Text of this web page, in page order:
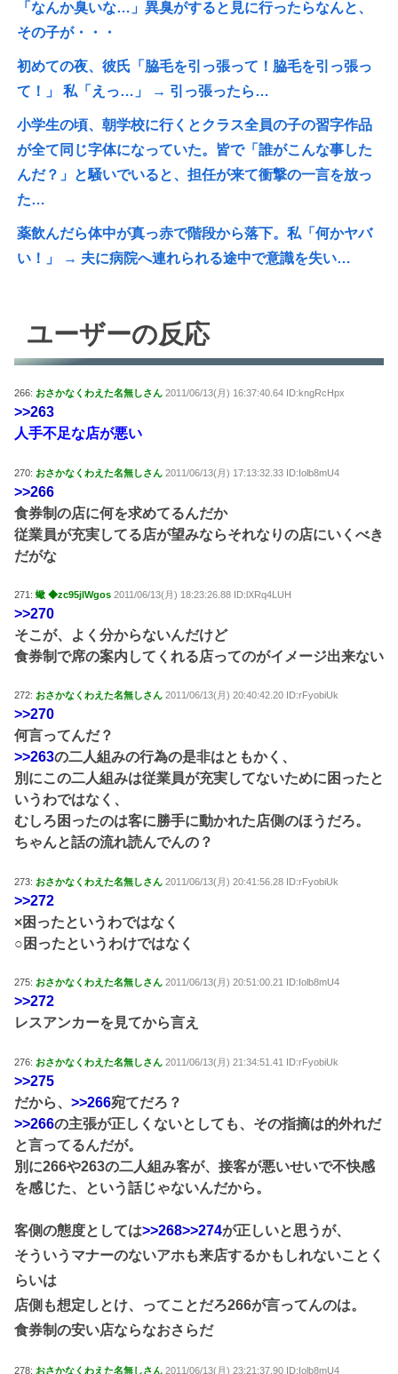
「なんか臭いな…」異臭がすると見に行ったらなんと、
その子が・・・
初めての夜、彼氏「脇毛を引っ張って！脇毛を引っ張っ
て！」 私「えっ…」 → 引っ張ったら…
小学生の頃、朝学校に行くとクラス全員の子の習字作品
が全て同じ字体になっていた。皆で「誰がこんな事した
んだ？」と騒いでいると、担任が来て衝撃の一言を放っ
た…
薬飲んだら体中が真っ赤で階段から落下。私「何かヤバ
い！」 → 夫に病院へ連れられる途中で意識を失い…
ユーザーの反応
266: おさかなくわえた名無しさん 2011/06/13(月) 16:37:40.64 ID:kngRcHpx
>>263
人手不足な店が悪い
270: おさかなくわえた名無しさん 2011/06/13(月) 17:13:32.33 ID:Iolb8mU4
>>266
食券制の店に何を求めてるんだか
従業員が充実してる店が望みならそれなりの店にいくべき
だがな
271: 蠍 ◆zc95jlWgos 2011/06/13(月) 18:23:26.88 ID:lXRq4LUH
>>270
そこが、よく分からないんだけど
食券制で席の案内してくれる店ってのがイメージ出来ない
272: おさかなくわえた名無しさん 2011/06/13(月) 20:40:42.20 ID:rFyobiUk
>>270
何言ってんだ？
>>263の二人組みの行為の是非はともかく、
別にこの二人組みは従業員が充実してないために困ったと
いうわではなく、
むしろ困ったのは客に勝手に動かれた店側のほうだろ。
ちゃんと話の流れ読んでんの？
273: おさかなくわえた名無しさん 2011/06/13(月) 20:41:56.28 ID:rFyobiUk
>>272
×困ったというわではなく
○困ったというわけではなく
275: おさかなくわえた名無しさん 2011/06/13(月) 20:51:00.21 ID:Iolb8mU4
>>272
レスアンカーを見てから言え
276: おさかなくわえた名無しさん 2011/06/13(月) 21:34:51.41 ID:rFyobiUk
>>275
だから、 >>266宛てだろ？
>>266の主張が正しくないとしても、その指摘は的外れだ
と言ってるんだが。
別に266や263の二人組み客が、接客が悪いせいで不快感
を感じた、という話じゃないんだから。
客側の態度としては>>268>>274が正しいと思うが、
そういうマナーのないアホも来店するかもしれないことく
らいは
店側も想定しとけ、ってことだろ266が言ってんのは。
食券制の安い店ならなおさらだ
278: おさかなくわえた名無しさん 2011/06/13(月) 23:21:37.90 ID:Iolb8mU4